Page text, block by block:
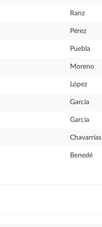
Ranz
Pérez
Puebla
Moreno
López
García
García
Chavarrías
Benedé